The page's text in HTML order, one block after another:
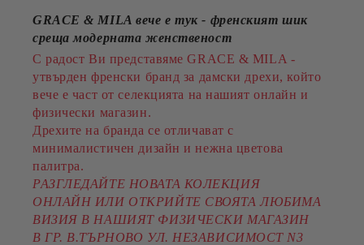
GRACE & MILA вече е тук - френският шик
среща модерната женственост
С радост Ви представяме GRACE & MILA -
утвърден френски бранд за дамски дрехи, който
вече е част от селекцията на нашият онлайн и
физически магазин.
Дрехите на бранда се отличават с
минималистичен дизайн и нежна цветова
палитра.
РАЗГЛЕДАЙТЕ НОВАТА КОЛЕКЦИЯ
ОНЛАЙН ИЛИ ОТКРИЙТЕ СВОЯТА ЛЮБИМА
ВИЗИЯ В НАШИЯТ ФИЗИЧЕСКИ МАГАЗИН
В ГР. В.ТЪРНОВО УЛ. НЕЗАВИСИМОСТ N3